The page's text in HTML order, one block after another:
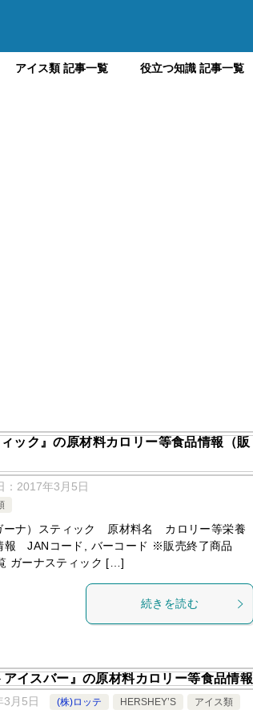
アイス類 記事一覧 役立つ知識 記事一覧
ック』の原材料カロリー等食品情報（販
2017年3月5日
ーナ）スティック 原材料名 カロリー等栄養
JANコード, バーコード ※販売終了商品
ガーナスティック […]
続きを読む
イスバー』の原材料カロリー等食品情報
3月5日 (株)ロッテ HERSHEY’S アイス類